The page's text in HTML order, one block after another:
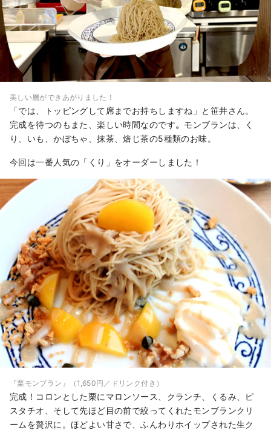
美しい層ができあがりました！
「では、トッピングして席までお持ちしますね」と笹井さん。
完成を待つのもまた、楽しい時間なのです。 モンブランは、く
り、いも、かぼちゃ、抹茶、焙じ茶の5種類のお味。
今回は一番人気の「くり」をオーダーしました！
『栗モンブラン』（1,650円／ドリンク付き）
完成！コロンとした栗にマロンソース、クランチ、くるみ、ピ
スタチオ、そして先ほど目の前で絞ってくれたモンブランクリ
ームを贅沢に。ほどよい甘さで、ふんわりホイップされた生ク